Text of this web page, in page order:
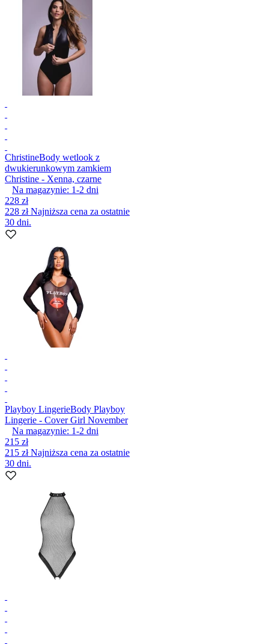
ChristineBody wetlook z
dwukierunkowym zamkiem
Christine - Xenna, czarne
Na magazynie: 1-2 dni
228 zł
228 złNajniższa cena za ostatnie
30 dni.
Playboy LingerieBody Playboy
Lingerie - Cover Girl November
Na magazynie: 1-2 dni
215 zł
215 złNajniższa cena za ostatnie
30 dni.